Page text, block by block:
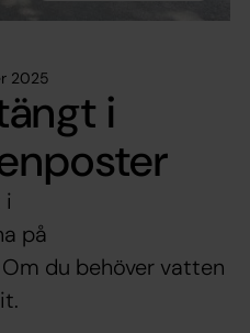
2025
i
i
på
du behöver vatten